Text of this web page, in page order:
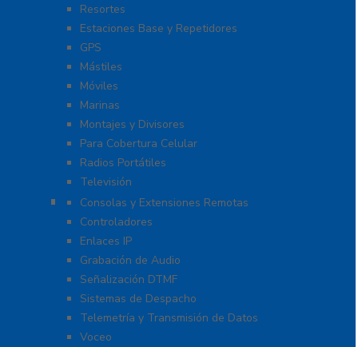
Resortes
Estaciones Base y Repetidores
GPS
Mástiles
Móviles
Marinas
Montajes y Divisores
Para Cobertura Celular
Radios Portátiles
Televisión
Aplicaciones y Soluciones
Consolas y Extensiones Remotas
Controladores
Enlaces IP
Grabación de Audio
Señalización DTMF
Sistemas de Despacho
Telemetría y Transmisión de Datos
Voceo